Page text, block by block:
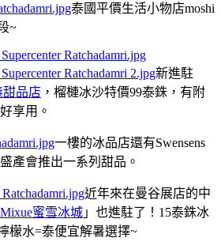
泰國平價生活小物店moshi
~
新進駐
甜品店 ，榴槤冰沙特價99泰銖，有附
享用。
一樓的冰品店還有Swensens
產會推出一系列甜品。
近年來在曼谷展店的中
Mixue蜜雪冰城 」也進駐了！15泰銖冰
檬水=泰便宜解暑選擇~